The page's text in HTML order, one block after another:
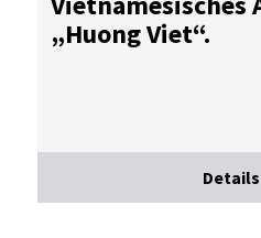
„Huong Viet“.
Details